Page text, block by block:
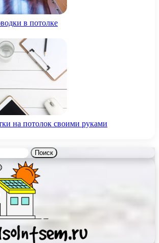
в потолке
на потолок своими руками